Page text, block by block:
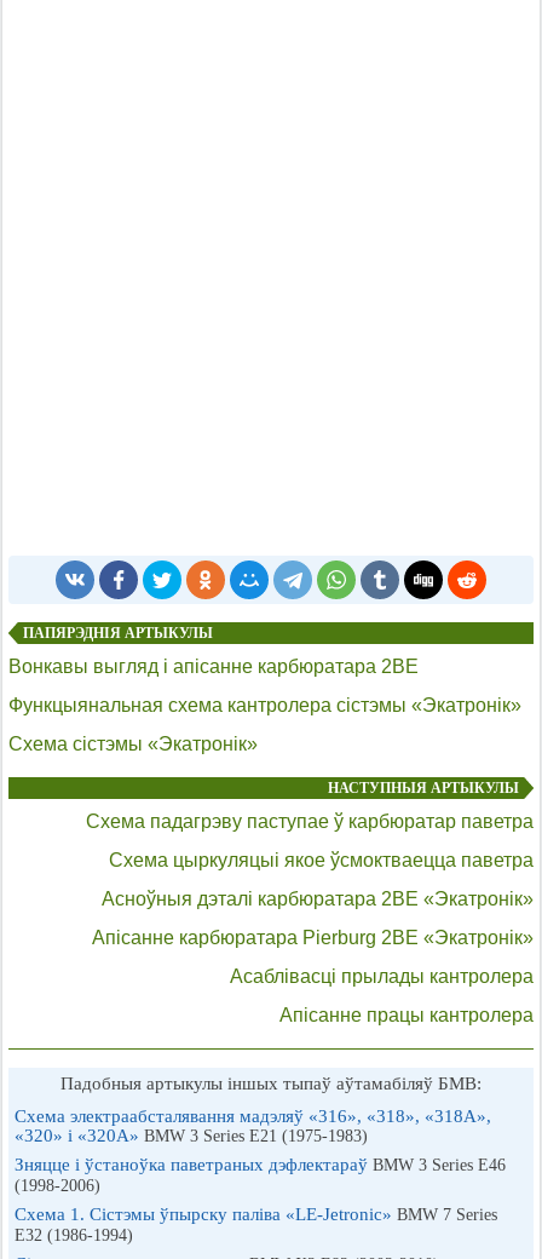
ПАПЯРЭДНІЯ АРТЫКУЛЫ
Вонкавы выгляд і апісанне карбюратара 2BE
Функцыянальная схема кантролера сістэмы «Экатронік»
Схема сістэмы «Экатронік»
НАСТУПНЫЯ АРТЫКУЛЫ
Схема падагрэву паступае ў карбюратар паветра
Схема цыркуляцыі якое ўсмоктваецца паветра
Асноўныя дэталі карбюратара 2BE «Экатронік»
Апісанне карбюратара Pierburg 2BE «Экатронік»
Асаблівасці прылады кантролера
Апісанне працы кантролера
Падобныя артыкулы іншых тыпаў аўтамабіляў БМВ:
Схема электраабсталявання мадэляў «316», «318», «318А»,
«320» і «320А» BMW 3 Series E21 (1975-1983)
Зняцце і ўстаноўка паветраных дэфлектараў BMW 3 Series E46
(1998-2006)
Схема 1. Сістэмы ўпырску паліва «LE-Jetronic» BMW 7 Series
E32 (1986-1994)